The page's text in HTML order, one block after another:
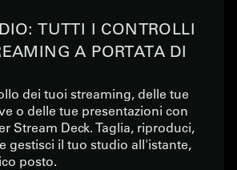
TUTTI I CONTROLLI
A PORTATA DI
dei tuoi streaming, delle tue
o delle tue presentazioni con
Stream Deck. Taglia, riproduci,
gestisci il tuo studio all'istante,
posto.